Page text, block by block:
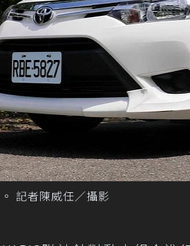
記者陳威任／攝影